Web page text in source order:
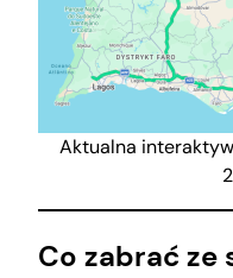
Aktualna
Co zabrać ze